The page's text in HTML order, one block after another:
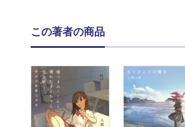
この著者の商品